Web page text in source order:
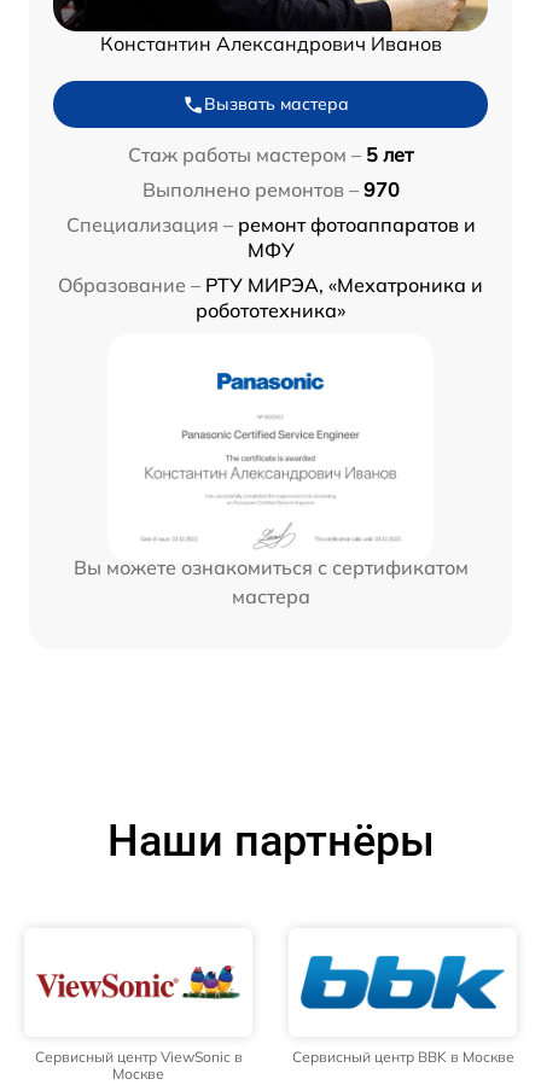
Константин Александрович Иванов
Вызвать мастера
Стаж работы мастером – 5 лет
Выполнено ремонтов – 970
Специализация – ремонт фотоаппаратов и
МФУ
Образование – РТУ МИРЭА, «Мехатроника и
робототехника»
Вы можете ознакомиться с сертификатом
мастера
Наши партнёры
Сервисный центр ViewSonic в
Москве
Сервисный центр BBK в Москве